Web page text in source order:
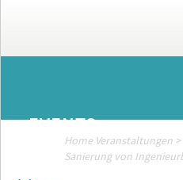
EVENTS
Home Veranstaltungen >
Sanierung von